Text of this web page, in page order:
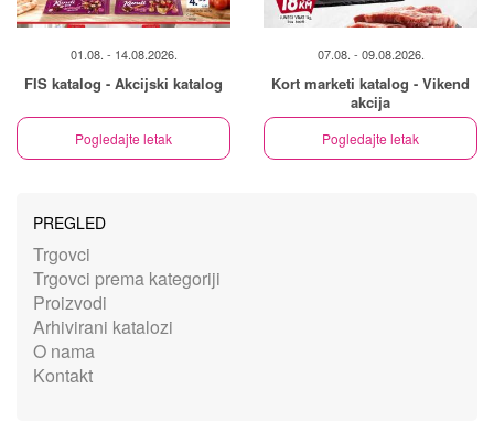
01.08. - 14.08.2026.
FIS katalog - Akcijski katalog
Pogledajte letak
07.08. - 09.08.2026.
Kort marketi katalog - Vikend
akcija
Pogledajte letak
PREGLED
Trgovci
Trgovci prema kategoriji
Proizvodi
Arhivirani katalozi
O nama
Kontakt